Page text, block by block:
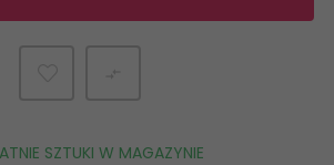
SZTUKI W MAGAZYNIE